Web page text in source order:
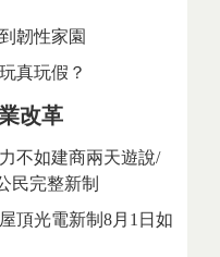
韌性家園
真玩假？
改革
不如建商兩天遊說/
民完整新制
頂光電新制8月1日如